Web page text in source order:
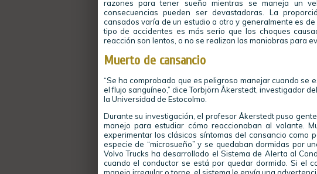
razones para tener sueño mientras se maneja un
consecuencias pueden ser devastadoras. La
cansados varía de un estudio a otro y generalmente es
tipo de accidentes es más serio que los choques
reacción son lentos, o no se realizan las maniobras para
Muerto de cansancio
“Se ha comprobado que es peligroso manejar cuando se
el flujo sanguíneo,” dice Torbjörn Åkerstedt, investigador
la Universidad de Estocolmo.
Durante su investigación, el profesor Åkerstedt puso
manejo para estudiar cómo reaccionaban al volante.
experimentar los clásicos síntomas del cansancio como
especie de “microsueño” y se quedaban dormidas por
Volvo Trucks ha desarrollado el Sistema de Alerta al
cuando el conductor se está por quedar dormido. Si el